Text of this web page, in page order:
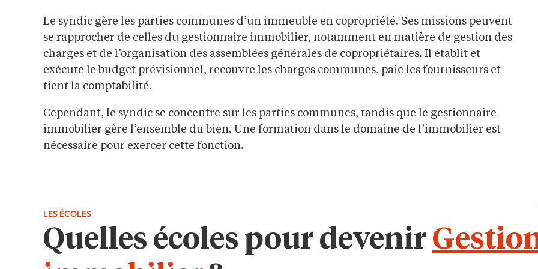
Le syndic gère les parties communes d’un immeuble en copropriété. Ses missions peuvent
se rapprocher de celles du gestionnaire immobilier, notamment en matière de gestion des
charges et de l’organisation des assemblées générales de copropriétaires. Il établit et
exécute le budget prévisionnel, recouvre les charges communes, paie les fournisseurs et
tient la comptabilité.
Cependant, le syndic se concentre sur les parties communes, tandis que le gestionnaire
immobilier gère l’ensemble du bien. Une formation dans le domaine de l’immobilier est
nécessaire pour exercer cette fonction.
LES ÉCOLES
Quelles écoles pour devenir